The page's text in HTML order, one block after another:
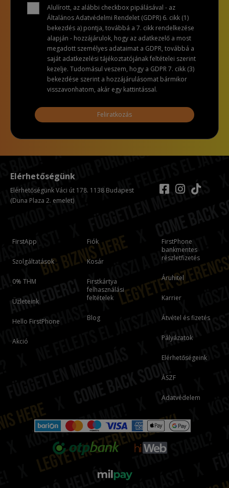
Alulírott, az alábbi checkbox pipálásával - az
Általános Adatvédelmi Rendelet (GDPR) 6. cikk (1)
bekezdés a) pontja, továbbá a 7. cikk rendelkezése
alapján - hozzájárulok, hogy az adatkezelő a most
megadott személyes adataimat a GDPR, továbbá a
saját adatkezelési tájékoztatójának feltételei szerint
kezelje. Tudomásul veszem, hogy a GDPR 7. cikk (3)
bekezdése szerint a hozzájárulásomat bármikor
visszavonhatom, akár egy kattintással.
Feliratkozás
FirstApp
Szolgáltatások
0% THM
Üzleteink
Hello FirstPhone
Akció
Fiók
Kosár
Firstkártya
felhasználási
feltételek
Blog
FirstPhone
bankmentes
részletfizetés
Áruhitel
Karrier
Átvétel és fizetés
Pályázatok
Elérhetőségeink
ÁSZF
Adatvédelem
Elérhetőségünk
Elérhetőségünk Váci út 178. 1138 Budapest
(Duna Plaza 2. emelet)